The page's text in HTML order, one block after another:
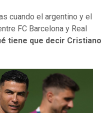
cuando el argentino y el
FC Barcelona y Real
tiene que decir Cristiano